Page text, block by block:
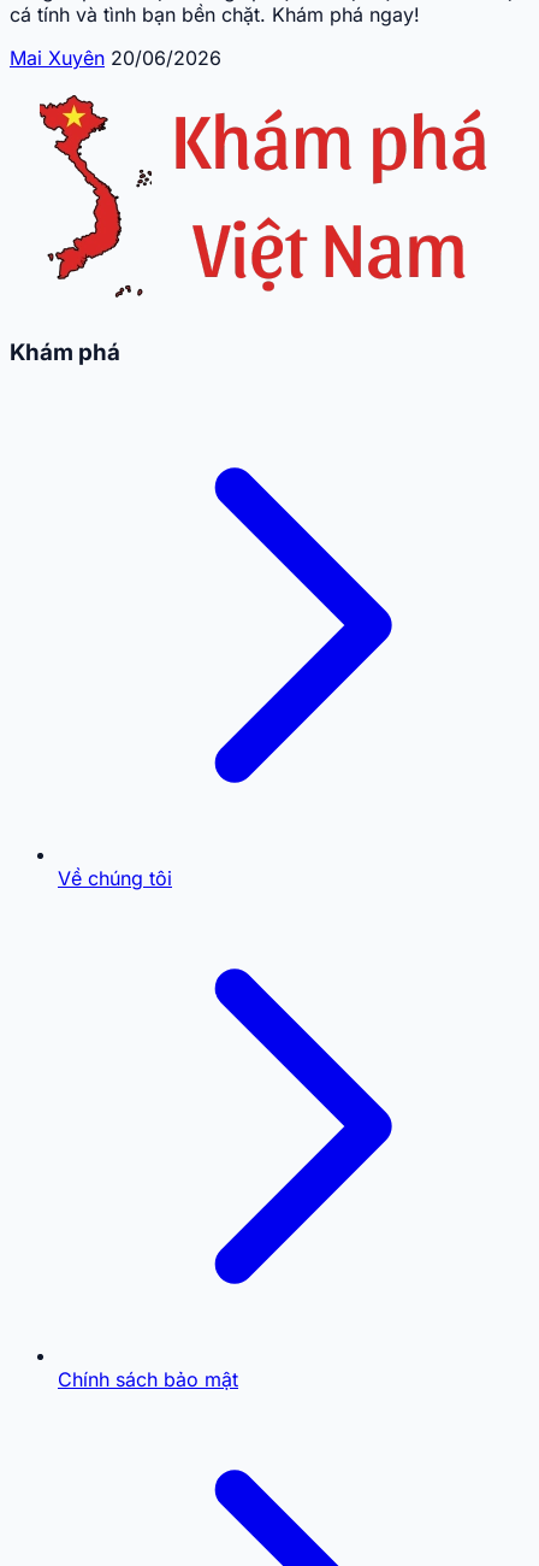
cá tính và tình bạn bền chặt. Khám phá ngay!
Mai Xuyên 20/06/2026
Khám phá
Về chúng tôi
Chính sách bảo mật